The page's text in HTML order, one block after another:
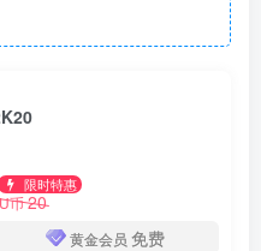
限时特惠
币20
黄金会员 免费